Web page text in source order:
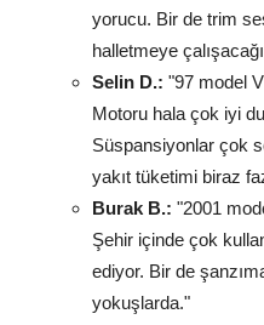
yorucu. Bir de trim
halletmeye
Selin D.: "97 model
Motoru hala çok iyi
Süspansiyonlar çok
yakıt tüketimi biraz
Burak B.: "2001
Şehir içinde çok
ediyor. Bir de
yokuşlarda."